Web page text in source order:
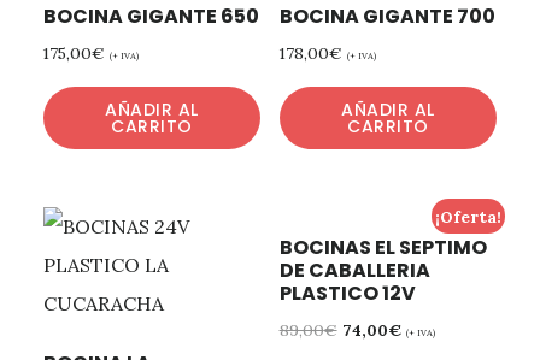
BOCINA GIGANTE 650
175,00€ (+ IVA)
AÑADIR AL
CARRITO
BOCINA GIGANTE 700
178,00€ (+ IVA)
AÑADIR AL
CARRITO
¡Oferta!
BOCINAS EL SEPTIMO
DE CABALLERIA
PLASTICO 12V
89,00€ 74,00€ (+ IVA)